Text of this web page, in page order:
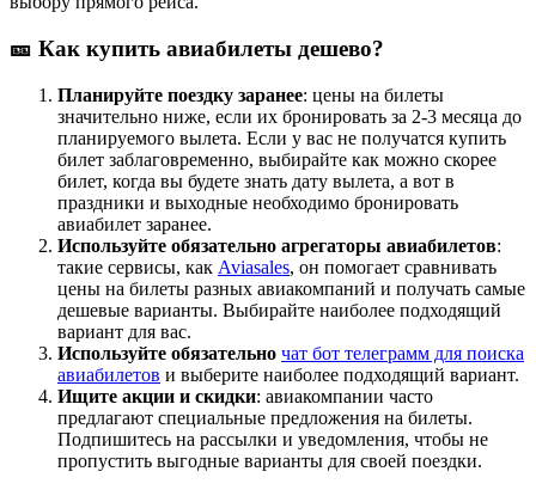
🎫 Как купить авиабилеты дешево?
Планируйте поездку заранее: цены на билеты
значительно ниже, если их бронировать за 2-3 месяца до
планируемого вылета. Если у вас не получатся купить
билет заблаговременно, выбирайте как можно скорее
билет, когда вы будете знать дату вылета, а вот в
праздники и выходные необходимо бронировать
авиабилет заранее.
Используйте обязательно агрегаторы авиабилетов:
такие сервисы, как Aviasales, он помогает сравнивать
цены на билеты разных авиакомпаний и получать самые
дешевые варианты. Выбирайте наиболее подходящий
вариант для вас.
Используйте обязательно чат бот телеграмм для поиска
авиабилетов и выберите наиболее подходящий вариант.
Ищите акции и скидки: авиакомпании часто
предлагают специальные предложения на билеты.
Подпишитесь на рассылки и уведомления, чтобы не
пропустить выгодные варианты для своей поездки.